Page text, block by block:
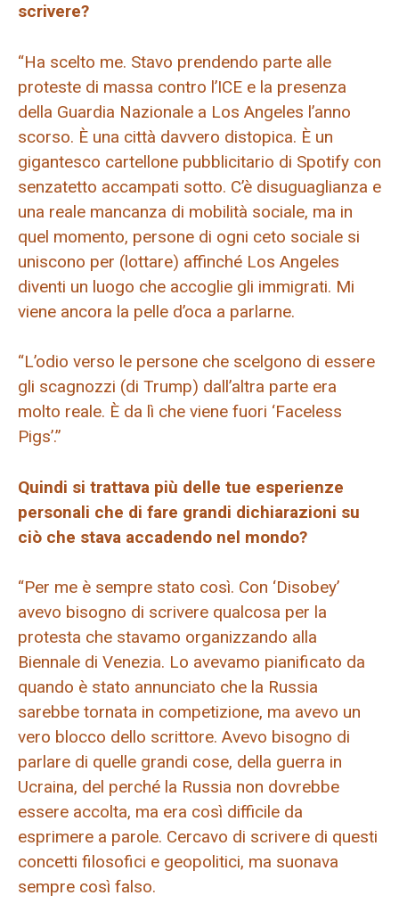
scrivere?
“Ha scelto me. Stavo prendendo parte alle
proteste di massa contro l’ICE e la presenza
della Guardia Nazionale a Los Angeles l’anno
scorso. È una città davvero distopica. È un
gigantesco cartellone pubblicitario di Spotify con
senzatetto accampati sotto. C’è disuguaglianza e
una reale mancanza di mobilità sociale, ma in
quel momento, persone di ogni ceto sociale si
uniscono per (lottare) affinché Los Angeles
diventi un luogo che accoglie gli immigrati. Mi
viene ancora la pelle d’oca a parlarne.
“L’odio verso le persone che scelgono di essere
gli scagnozzi (di Trump) dall’altra parte era
molto reale. È da lì che viene fuori ‘Faceless
Pigs’.”
Quindi si trattava più delle tue esperienze
personali che di fare grandi dichiarazioni su
ciò che stava accadendo nel mondo?
“Per me è sempre stato così. Con ‘Disobey’
avevo bisogno di scrivere qualcosa per la
protesta che stavamo organizzando alla
Biennale di Venezia. Lo avevamo pianificato da
quando è stato annunciato che la Russia
sarebbe tornata in competizione, ma avevo un
vero blocco dello scrittore. Avevo bisogno di
parlare di quelle grandi cose, della guerra in
Ucraina, del perché la Russia non dovrebbe
essere accolta, ma era così difficile da
esprimere a parole. Cercavo di scrivere di questi
concetti filosofici e geopolitici, ma suonava
sempre così falso.